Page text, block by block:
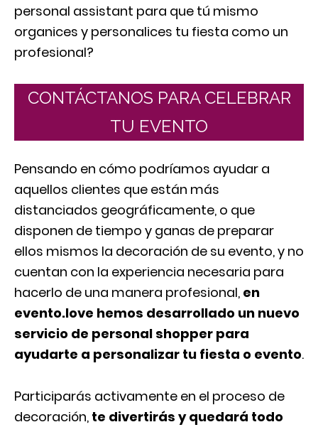
personal assistant para que tú mismo
organices y personalices tu fiesta como un
profesional?
CONTÁCTANOS PARA CELEBRAR
TU EVENTO
Pensando en cómo podríamos ayudar a
aquellos clientes que están más
distanciados geográficamente, o que
disponen de tiempo y ganas de preparar
ellos mismos la decoración de su evento, y no
cuentan con la experiencia necesaria para
hacerlo de una manera profesional, en
evento.love hemos desarrollado un nuevo
servicio de personal shopper para
ayudarte a personalizar tu fiesta o evento.
Participarás activamente en el proceso de
decoración, te divertirás y quedará todo